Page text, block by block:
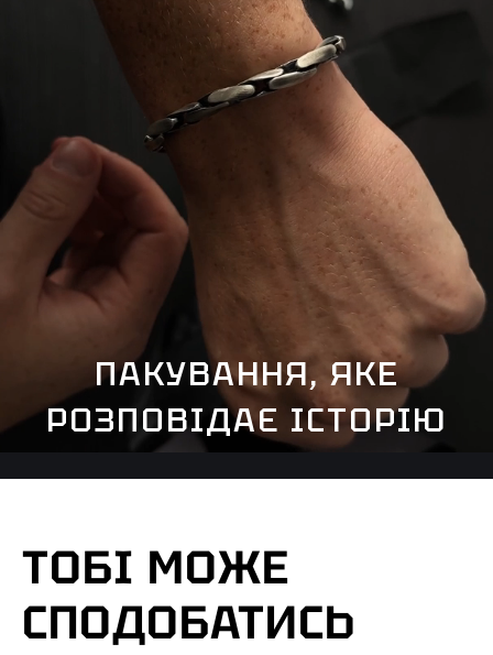
ПАКУВАННЯ, ЯКЕ
РОЗПОВІДАЄ ІСТОРІЮ
ТОБІ МОЖЕ
СПОДОБАТИСЬ